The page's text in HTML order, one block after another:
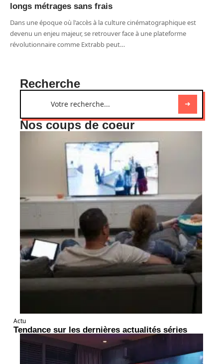
longs métrages sans frais
Dans une époque où l'accès à la culture cinématographique est
devenu un enjeu majeur, se retrouver face à une plateforme
révolutionnaire comme Extrabb peut…
Recherche
Nos coups de coeur
Actu
Tendance sur les dernières actualités séries